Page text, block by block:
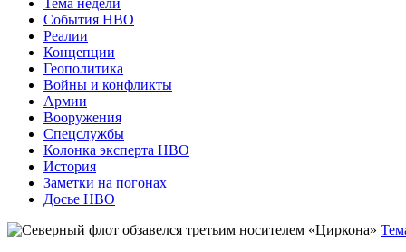
Тема недели
События НВО
Реалии
Концепции
Геополитика
Войны и конфликты
Армии
Вооружения
Спецслужбы
Колонка эксперта НВО
История
Заметки на погонах
Досье НВО